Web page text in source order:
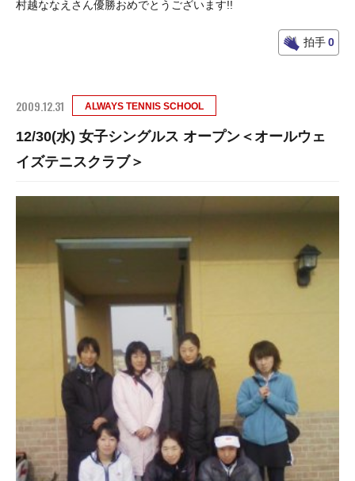
村越ななえさん優勝おめでとうございます!!
拍手0
2009.12.31 ALWAYS TENNIS SCHOOL
12/30(水) 女子シングルス オープン＜オールウェ
イズテニスクラブ＞